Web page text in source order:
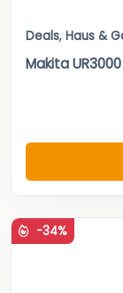
Deals, Haus &
Makita
-34%